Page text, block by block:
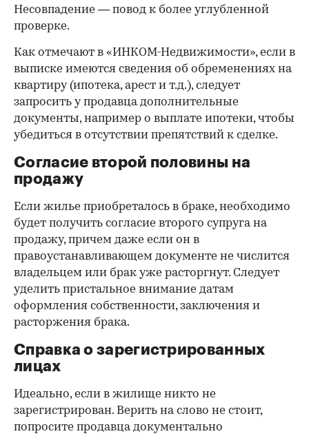
Несовпадение — повод к более углубленной
проверке.
Как отмечают в «ИНКОМ-Недвижимости», если в
выписке имеются сведения об обременениях на
квартиру (ипотека, арест и т.д.), следует
запросить у продавца дополнительные
документы, например о выплате ипотеки, чтобы
убедиться в отсутствии препятствий к сделке.
Согласие второй половины на
продажу
Если жилье приобреталось в браке, необходимо
будет получить согласие второго супруга на
продажу, причем даже если он в
правоустанавливающем документе не числится
владельцем или брак уже расторгнут. Следует
уделить пристальное внимание датам
оформления собственности, заключения и
расторжения брака.
Справка о зарегистрированных
лицах
Идеально, если в жилище никто не
зарегистрирован. Верить на слово не стоит,
попросите продавца документально